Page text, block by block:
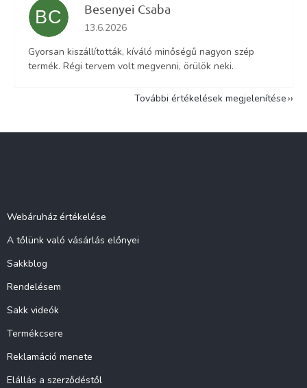
BC Besenyei Csaba
Az áruház értékelése 5-ből 5 csillag.
13.6.2026
Gyorsan kiszállították, kíváló minőségű nagyon szép
termék. Régi tervem volt megvenni, örülök neki.
További értékelések megjelenítése
Webáruház értékelése
A tőlünk való vásárlás előnyei
Sakkblog
Rendelésem
Sakk videók
Termékcsere
Reklamáció menete
Elállás a szerződéstől